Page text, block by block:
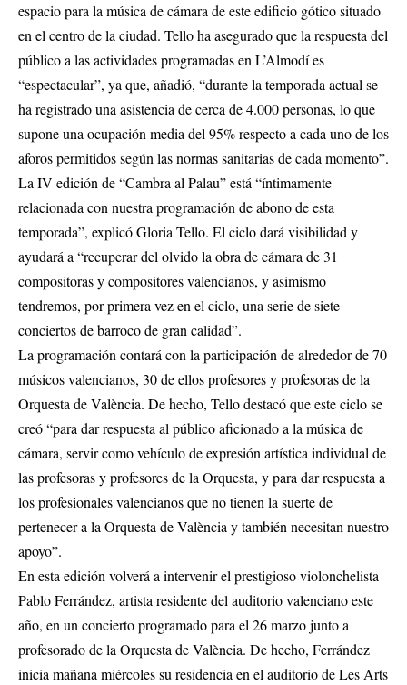
espacio para la música de cámara de este edificio gótico situado
en el centro de la ciudad. Tello ha asegurado que la respuesta del
público a las actividades programadas en L’Almodí es
“espectacular”, ya que, añadió, “durante la temporada actual se
ha registrado una asistencia de cerca de 4.000 personas, lo que
supone una ocupación media del 95% respecto a cada uno de los
aforos permitidos según las normas sanitarias de cada momento”.
La IV edición de “Cambra al Palau” está “íntimamente
relacionada con nuestra programación de abono de esta
temporada”, explicó Gloria Tello. El ciclo dará visibilidad y
ayudará a “recuperar del olvido la obra de cámara de 31
compositoras y compositores valencianos, y asimismo
tendremos, por primera vez en el ciclo, una serie de siete
conciertos de barroco de gran calidad”.
La programación contará con la participación de alrededor de 70
músicos valencianos, 30 de ellos profesores y profesoras de la
Orquesta de València. De hecho, Tello destacó que este ciclo se
creó “para dar respuesta al público aficionado a la música de
cámara, servir como vehículo de expresión artística individual de
las profesoras y profesores de la Orquesta, y para dar respuesta a
los profesionales valencianos que no tienen la suerte de
pertenecer a la Orquesta de València y también necesitan nuestro
apoyo”.
En esta edición volverá a intervenir el prestigioso violonchelista
Pablo Ferrández, artista residente del auditorio valenciano este
año, en un concierto programado para el 26 marzo junto a
profesorado de la Orquesta de València. De hecho, Ferrández
inicia mañana miércoles su residencia en el auditorio de Les Arts